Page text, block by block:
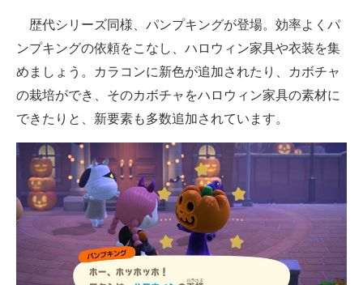
歴代シリーズ同様、パンプキングが登場。効率よくパ
ンプキングの依頼をこなし、ハロウィン家具や衣装を集
めましょう。カラコンに新色が追加されたり、カボチャ
の栽培ができ、そのカボチャをハロウィン家具の素材に
できたりと、新要素も多数追加されています。